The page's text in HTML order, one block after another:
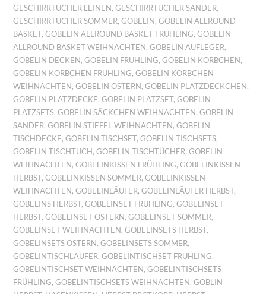
GESCHIRRTÜCHER LEINEN,GESCHIRRTÜCHER SANDER,
GESCHIRRTÜCHER SOMMER,GOBELIN,GOBELIN ALLROUND
BASKET,GOBELIN ALLROUND BASKET FRÜHLING,GOBELIN
ALLROUND BASKET WEIHNACHTEN,GOBELIN AUFLEGER,
GOBELIN DECKEN,GOBELIN FRÜHLING,GOBELIN KÖRBCHEN,
GOBELIN KÖRBCHEN FRÜHLING,GOBELIN KÖRBCHEN
WEIHNACHTEN,GOBELIN OSTERN,GOBELIN PLATZDECKCHEN,
GOBELIN PLATZDECKE,GOBELIN PLATZSET,GOBELIN
PLATZSETS,GOBELIN SÄCKCHEN WEIHNACHTEN,GOBELIN
SANDER,GOBELIN STIEFEL WEIHNACHTEN,GOBELIN
TISCHDECKE,GOBELIN TISCHSET,GOBELIN TISCHSETS,
GOBELIN TISCHTUCH,GOBELIN TISCHTÜCHER,GOBELIN
WEIHNACHTEN,GOBELINKISSEN FRÜHLING,GOBELINKISSEN
HERBST,GOBELINKISSEN SOMMER,GOBELINKISSEN
WEIHNACHTEN,GOBELINLÄUFER,GOBELINLÄUFER HERBST,
GOBELINS HERBST,GOBELINSET FRÜHLING,GOBELINSET
HERBST,GOBELINSET OSTERN,GOBELINSET SOMMER,
GOBELINSET WEIHNACHTEN,GOBELINSETS HERBST,
GOBELINSETS OSTERN,GOBELINSETS SOMMER,
GOBELINTISCHLÄUFER,GOBELINTISCHSET FRÜHLING,
GOBELINTISCHSET WEIHNACHTEN,GOBELINTISCHSETS
FRÜHLING,GOBELINTISCHSETS WEIHNACHTEN,GOBLIN